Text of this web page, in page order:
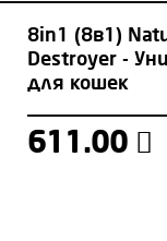
8in1 (8в1)
Destroyer -
для кошек
611.00